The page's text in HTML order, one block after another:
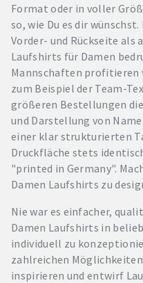
Format oder in voller
so, wie Du es dir
Vorder- und Rückseite als
Laufshirts für Damen
Mannschaften profitieren
zum Beispiel der Team-
größeren Bestellungen
und Darstellung von
einer klar strukturierten
Druckfläche stets
"printed in Germany".
Damen Laufshirts zu
Nie war es einfacher,
Damen Laufshirts in
individuell zu
zahlreichen
inspirieren und entwirf